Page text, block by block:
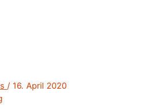
/ 16. April 2020